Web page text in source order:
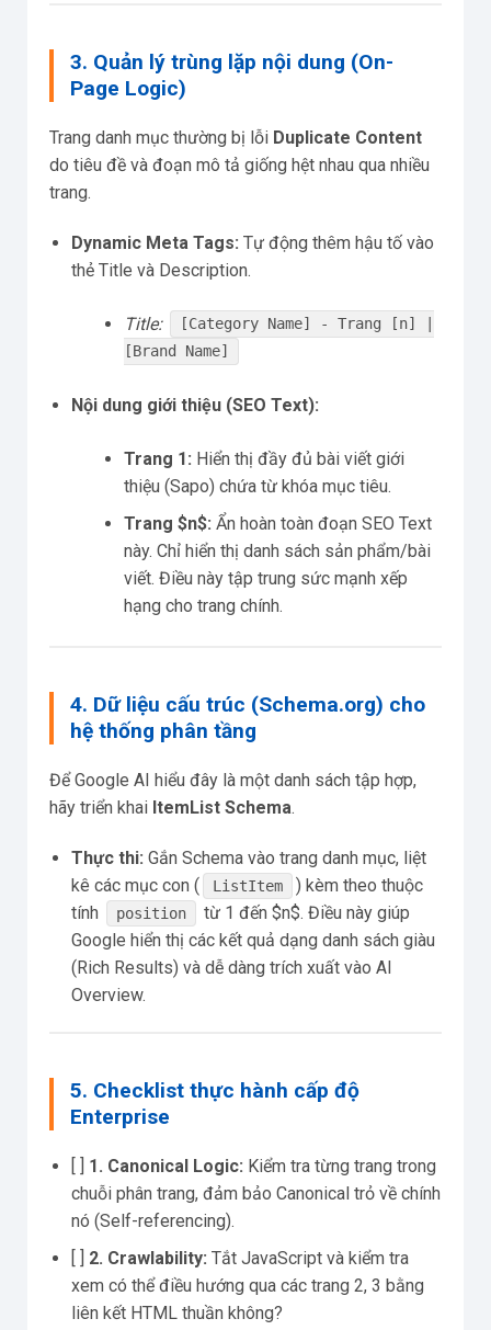
3. Quản lý trùng lặp nội dung (On-
Page Logic)
Trang danh mục thường bị lỗi Duplicate Content
do tiêu đề và đoạn mô tả giống hệt nhau qua nhiều
trang.
Dynamic Meta Tags: Tự động thêm hậu tố vào
thẻ Title và Description.
Title:
[Category Name] - Trang [n] |
[Brand Name]
Nội dung giới thiệu (SEO Text):
Trang 1: Hiển thị đầy đủ bài viết giới
thiệu (Sapo) chứa từ khóa mục tiêu.
Trang $n$: Ẩn hoàn toàn đoạn SEO Text
này. Chỉ hiển thị danh sách sản phẩm/bài
viết. Điều này tập trung sức mạnh xếp
hạng cho trang chính.
4. Dữ liệu cấu trúc (Schema.org) cho
hệ thống phân tầng
Để Google AI hiểu đây là một danh sách tập hợp,
hãy triển khai ItemList Schema.
Thực thi: Gắn Schema vào trang danh mục, liệt
kê các mục con (
ListItem
) kèm theo thuộc
tính
position
từ 1 đến $n$. Điều này giúp
Google hiển thị các kết quả dạng danh sách giàu
(Rich Results) và dễ dàng trích xuất vào AI
Overview.
5. Checklist thực hành cấp độ
Enterprise
[ ] 1. Canonical Logic: Kiểm tra từng trang trong
chuỗi phân trang, đảm bảo Canonical trỏ về chính
nó (Self-referencing).
2. Crawlability: Tắt JavaScript và kiểm tra
xem có thể điều hướng qua các trang 2, 3 bằng
liên kết HTML thuần không?